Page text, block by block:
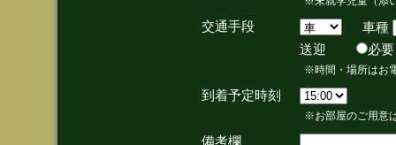
交通手段
車種
送迎
※時間・場所はお
到着予定時刻
※お部屋のご用意
備考欄